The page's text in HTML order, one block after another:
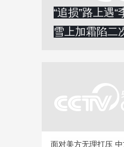
“追损”路上遇“
雪上加霜陷二
面对美方无理打压